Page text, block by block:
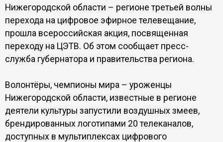
Нижегородской области – регионе третьей волны
перехода на цифровое эфирное телевещание,
прошла всероссийская акция, посвященная
переходу на ЦЭТВ. Об этом сообщает пресс-
служба губернатора и правительства региона.
Волонтёры, чемпионы мира – уроженцы
Нижегородской области, известные в регионе
деятели культуры запустили воздушных змеев,
брендированных логотипами 20 телеканалов,
доступных в мультиплексах цифрового